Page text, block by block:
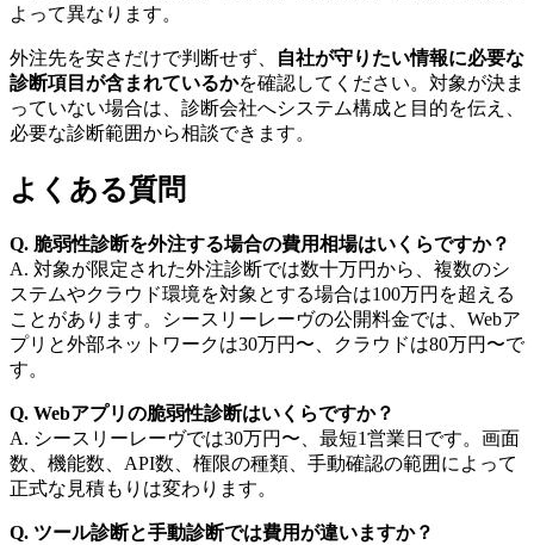
よって異なります。
外注先を安さだけで判断せず、
自社が守りたい情報に必要な
診断項目が含まれているかを確認してください。対象が決ま
っていない場合は、診断会社へシステム構成と目的を伝え、
必要な診断範囲から相談できます。
よくある質問
Q. 脆弱性診断を外注する場合の費用相場はいくらですか？
A. 対象が限定された外注診断では数十万円から、複数のシ
ステムやクラウド環境を対象とする場合は100万円を超える
ことがあります。シースリーレーヴの公開料金では、Webア
プリと外部ネットワークは30万円〜、クラウドは80万円〜で
す。
Q. Webアプリの脆弱性診断はいくらですか？
A. シースリーレーヴでは30万円〜、最短1営業日です。画面
数、機能数、API数、権限の種類、手動確認の範囲によって
正式な見積もりは変わります。
Q. ツール診断と手動診断では費用が違いますか？